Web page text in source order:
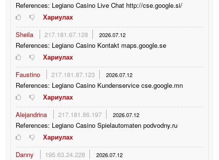
References: Legiano Casino Live Chat http://cse.google.si/
Хариулах
Sheila
217.181.67.128 2026.07.12
References: Legiano Casino Kontakt maps.google.se
Хариулах
Faustino
217.181.87.123 2026.07.12
References: Legiano Casino Kundenservice cse.google.mn
Хариулах
Alejandrina
217.181.86.197 2026.07.12
References: Legiano Casino Spielautomaten podvodny.ru
Хариулах
Danny
195.63.24.228 2026.07.12